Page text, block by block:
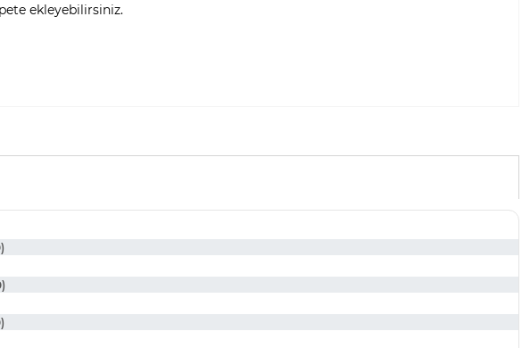
ekleyebilirsiniz.